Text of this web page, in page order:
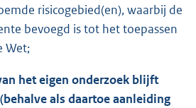
risicogebied(en), waarbij de
bevoegd is tot het toepassen
Wet;
het eigen onderzoek blijft
als daartoe aanleiding